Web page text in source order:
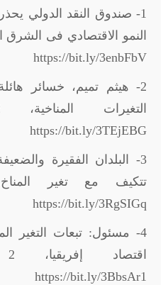
1- صندوق النقد الدولي
النمو الاقتصادي فى الشرق الأوسط،
https://bit.ly/3enbFbV
2- هيثم تميم، خسائر
التغيرات المناخية، 22 أبريل 2021.
https://bit.ly/3TEjEBG
3- البلدان الفقيرة
تتكيف مع تغير المناخ، 23 مارس
https://bit.ly/3RgSIGq
4- مسئول: تبعات التغير
اقتصاد إفريقيا، 2 أغسطس 2022.
https://bit.ly/3BbsAr1